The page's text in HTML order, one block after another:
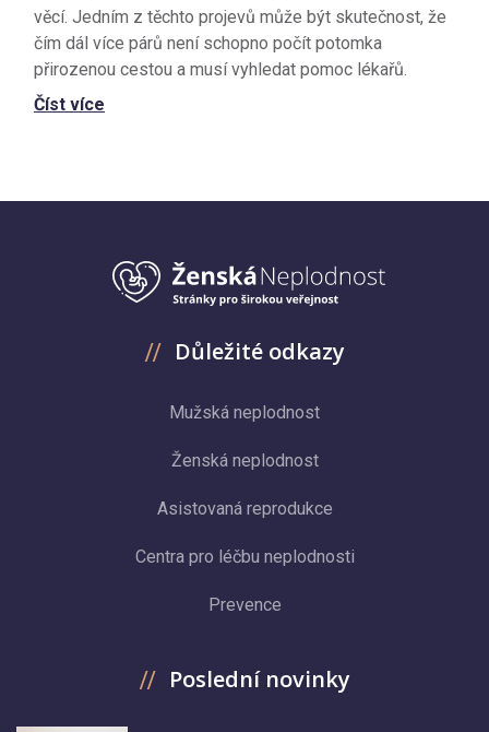
věcí. Jedním z těchto projevů může být skutečnost, že
čím dál více párů není schopno počít potomka
přirozenou cestou a musí vyhledat pomoc lékařů.
Číst více
Důležité odkazy
Mužská neplodnost
Ženská neplodnost
Asistovaná reprodukce
Centra pro léčbu neplodnosti
Prevence
Poslední novinky